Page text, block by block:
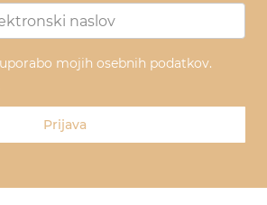
mojih osebnih podatkov.
Prijava